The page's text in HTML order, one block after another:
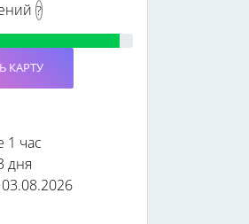
?
КАРТУ
1 час
дня
03.08.2026